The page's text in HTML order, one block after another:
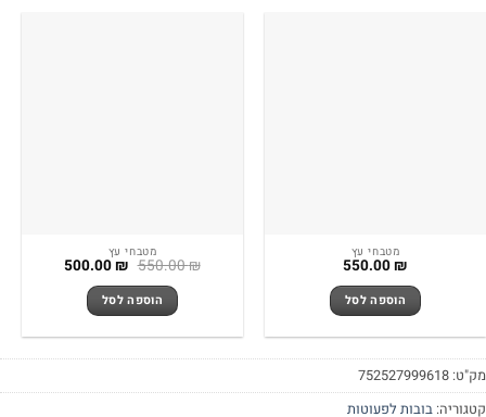
מטבחי עץ
550.00₪
הוספה לסל
מטבחי עץ
550.00₪ המחיר
היה:
550.00 ₪.
500.00₪ המחיר
הוספה לסל
752527999618
בובות לפעוטות